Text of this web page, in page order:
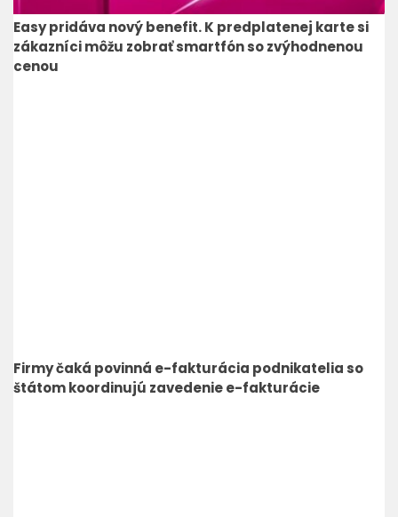
Easy pridáva nový benefit. K predplatenej karte si
zákazníci môžu zobrať smartfón so zvýhodnenou
cenou
Firmy čaká povinná e-fakturácia podnikatelia so
štátom koordinujú zavedenie e-fakturácie